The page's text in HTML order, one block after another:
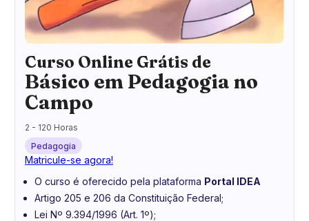
Curso Online Grátis de
Básico em Pedagogia no
Campo
2 - 120 Horas
Pedagogia
Matricule-se agora!
O curso é oferecido pela plataforma Portal IDEA
Artigo 205 e 206 da Constituição Federal;
Lei Nº 9.394/1996 (Art. 1º);